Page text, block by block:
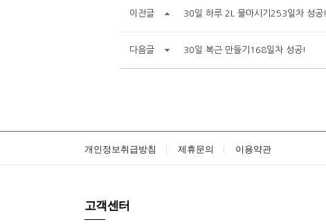
이전글 30일 하루 2L 물마시기253일차 성공!
다음글 30일 복근 만들기168일차 성공!
개인정보취급방침 제휴문의 이용약관
고객센터